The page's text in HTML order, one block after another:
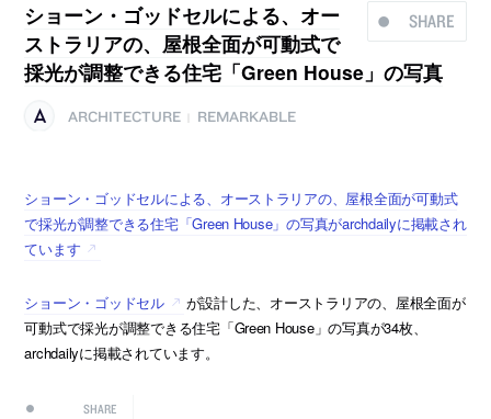
SHARE
ショーン・ゴッドセルによる、オー
ストラリアの、屋根全面が可動式で
採光が調整できる住宅「Green House」の写真
ARCHITECTURE REMARKABLE
ショーン・ゴッドセルによる、オーストラリアの、屋根全面が可動式
で採光が調整できる住宅「Green House」の写真がarchdailyに掲載され
ています
ショーン・ゴッドセル
が設計した、オーストラリアの、屋根全面が
可動式で採光が調整できる住宅「Green House」の写真が34枚、
archdailyに掲載されています。
SHARE